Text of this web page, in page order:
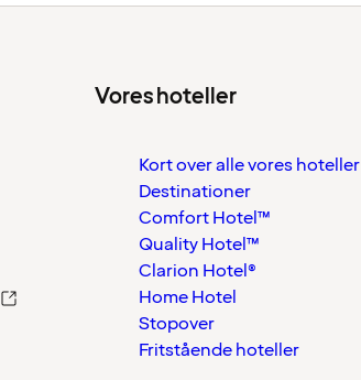
Vores hoteller
Kort over alle vores hoteller
Destinationer
Comfort Hotel™
Quality Hotel™
Clarion Hotel®
Home Hotel
Stopover
Fritstående hoteller